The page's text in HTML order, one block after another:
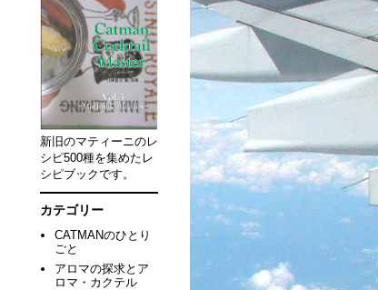
新旧のマティーニのレ
シピ500種を集めたレ
シピブックです。
カテゴリー
CATMANのひとり
ごと
アロマの探求とア
ロマ・カクテル